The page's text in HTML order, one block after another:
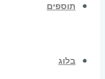
תוספים
בלוג